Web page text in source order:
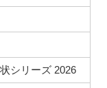
シリーズ 2026